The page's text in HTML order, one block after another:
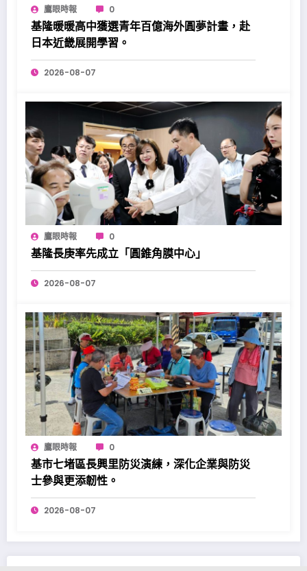
鷹眼時報 0
基隆暖暖高中獲選青年百億海外圓夢計畫，赴
日本近畿展開學習。
2026-08-07
鷹眼時報 0
基隆長庚率先成立「圓錐角膜中心」
2026-08-07
鷹眼時報 0
基市七堵區長興里防災演練，深化企業與防災
士參與更添韌性。
2026-08-07